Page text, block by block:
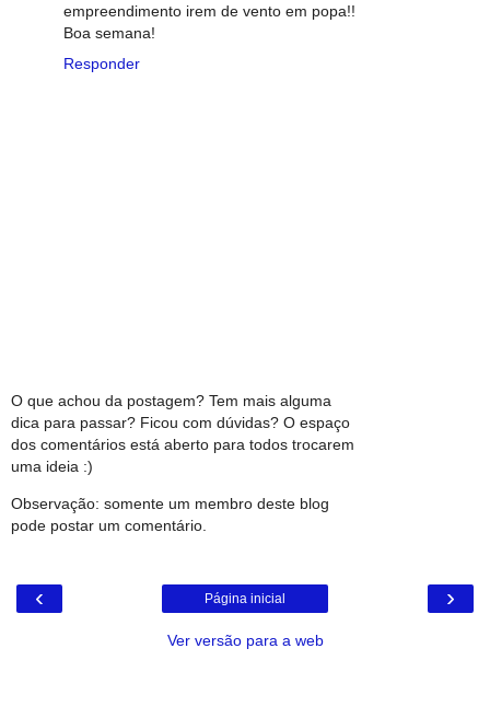
empreendimento irem de vento em popa!!
Boa semana!
Responder
O que achou da postagem? Tem mais alguma
dica para passar? Ficou com dúvidas? O espaço
dos comentários está aberto para todos trocarem
uma ideia :)
Observação: somente um membro deste blog
pode postar um comentário.
‹ ›
Página inicial
Ver versão para a web